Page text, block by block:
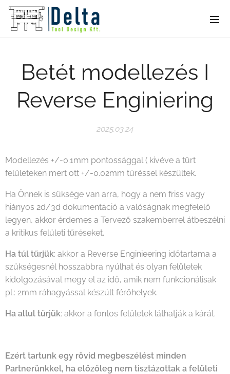
Betét modellezés I
Reverse Enginiering
2025.03.24
Modellezés +/-0.1mm pontossággal ( kivéve a tűrt
felületeken mert ott +/-0.02mm tűréssel készültek.
Ha Önnek is süksége van arra, hogy a nem friss vagy
hiányos 2d/3d dokumentáció a valóságnak megfelelő
legyen, akkor érdemes a Tervező szakemberrel átbeszélni
a kritikus felületi tűréseket.
Ha túl tűrjük: akkor a Reverse Enginieering időtartama a
szükségesnél hosszabbra nyúlhat és olyan felületek
kidolgozásával megy el az idő, amik nem funkcionálisak
pl.: 2mm ráhagyással készült férőhelyek.
Ha allul tűrjük: akkor a fontos felületek láthatják a kárát.
Ezért tartunk egy rövid megbeszélést minden
Partnerünkkel, ha előzőleg nem tisztázottak a felületi